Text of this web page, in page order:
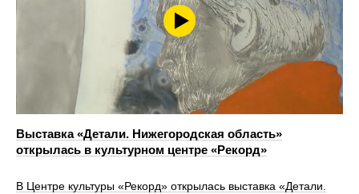
Выставка «Детали. Нижегородская область»
открылась в культурном центре «Рекорд»
В Центре культуры «Рекорд» открылась выставка «Детали.